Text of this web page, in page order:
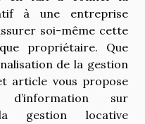
à une entreprise
soi-même cette
propriétaire. Que
de la gestion
article vous propose
sur
gestion locative